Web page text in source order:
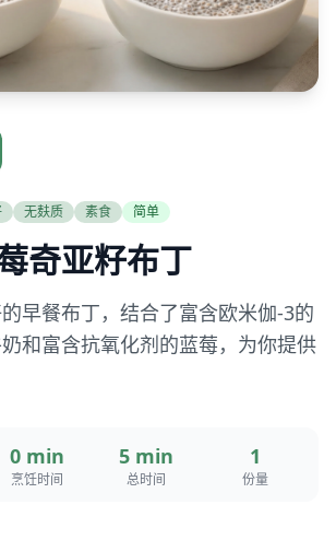
无麸质 素食 简单
奇亚籽布丁
早餐布丁，结合了富含欧米伽-3的
和富含抗氧化剂的蓝莓，为你提供
0 min
烹饪时间
5 min
总时间
1
份量